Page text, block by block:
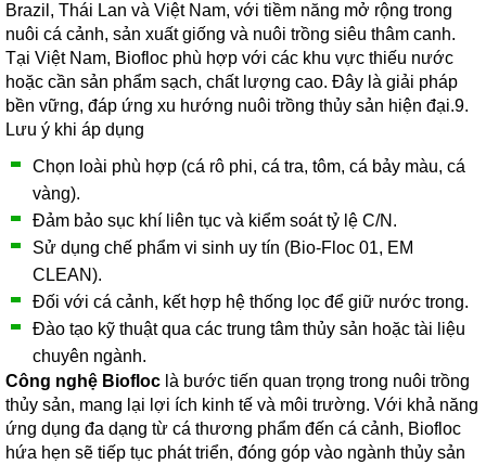
Brazil, Thái Lan và Việt Nam, với tiềm năng mở rộng trong
nuôi cá cảnh, sản xuất giống và nuôi trồng siêu thâm canh.
Tại Việt Nam, Biofloc phù hợp với các khu vực thiếu nước
hoặc cần sản phẩm sạch, chất lượng cao. Đây là giải pháp
bền vững, đáp ứng xu hướng nuôi trồng thủy sản hiện đại.9.
Lưu ý khi áp dụng
Chọn loài phù hợp (cá rô phi, cá tra, tôm, cá bảy màu, cá
vàng).
Đảm bảo sục khí liên tục và kiểm soát tỷ lệ C/N.
Sử dụng chế phẩm vi sinh uy tín (Bio-Floc 01, EM
CLEAN).
Đối với cá cảnh, kết hợp hệ thống lọc để giữ nước trong.
Đào tạo kỹ thuật qua các trung tâm thủy sản hoặc tài liệu
chuyên ngành.
Công nghệ Biofloc là bước tiến quan trọng trong nuôi trồng
thủy sản, mang lại lợi ích kinh tế và môi trường. Với khả năng
ứng dụng đa dạng từ cá thương phẩm đến cá cảnh, Biofloc
hứa hẹn sẽ tiếp tục phát triển, đóng góp vào ngành thủy sản